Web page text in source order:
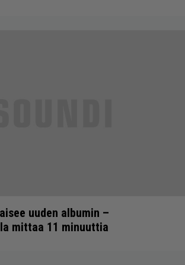
uuden albumin –
mittaa 11 minuuttia